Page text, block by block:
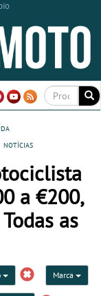
notícias
a €200,
as
Marca